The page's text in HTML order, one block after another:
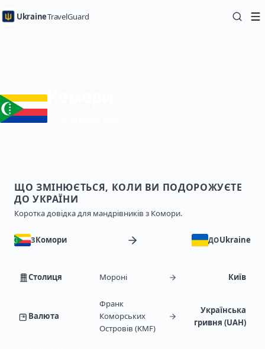
UkraineTravelGuard
ЩО ЗМІНЮЄТЬСЯ, КОЛИ ВИ ПОДОРОЖУЄТЕ
ДО УКРАЇНИ
Коротка довідка для мандрівників з Комори.
ЗКомори ДОUkraine
Столиця Мороні Київ
Валюта
Франк
Коморських
Островів (KMF)
Українська
гривня (UAH)